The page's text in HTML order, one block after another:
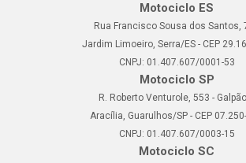
Motociclo ES
Rua Francisco Sousa dos Santos,
Jardim Limoeiro, Serra/ES - CEP
CNPJ: 01.407.607/0001-53
Motociclo SP
R. Roberto Venturole, 553 - Galpão
Aracília, Guarulhos/SP - CEP
CNPJ: 01.407.607/0003-15
Motociclo SC